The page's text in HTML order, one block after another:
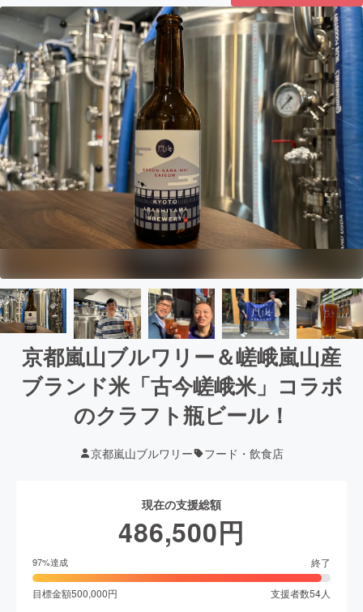
京都嵐山ブルワリー＆嵯峨嵐山産
ブランド米「古今嵯峨米」コラボ
のクラフト瓶ビール！
京都嵐山ブルワリー フード・飲食店
現在の支援総額
486,500円
97%達成 終了
目標金額500,000円 支援者数54人